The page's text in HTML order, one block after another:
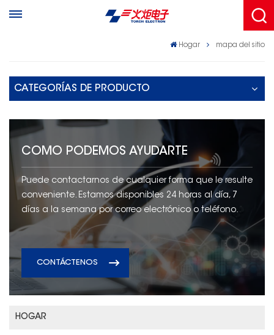
Hogar mapa del sitio
CATEGORÍAS DE PRODUCTO
COMO PODEMOS AYUDARTE
Puede contactarnos de cualquier forma que le resulte
conveniente. Estamos disponibles 24 horas al día, 7
días a la semana por correo electrónico o teléfono.
CONTÁCTENOS
HOGAR